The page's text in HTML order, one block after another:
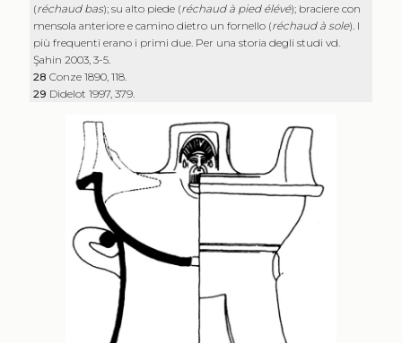
(réchaud bas); su alto piede (réchaud à pied élévé); braciere con
mensola anteriore e camino dietro un fornello (réchaud à sole). I
più frequenti erano i primi due. Per una storia degli studi vd.
Şahin 2003, 3-5.
28Conze 1890, 118.
29 Didelot 1997, 379.